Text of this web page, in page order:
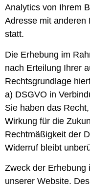
Analytics von Ihrem
Adresse mit anderen
statt.
Die Erhebung im
nach Erteilung Ihrer
Rechtsgrundlage
a) DSGVO in
Sie haben das
Wirkung für die
Rechtmäßigkeit der
Widerruf bleibt
Zweck der Erhebung
unserer Website.